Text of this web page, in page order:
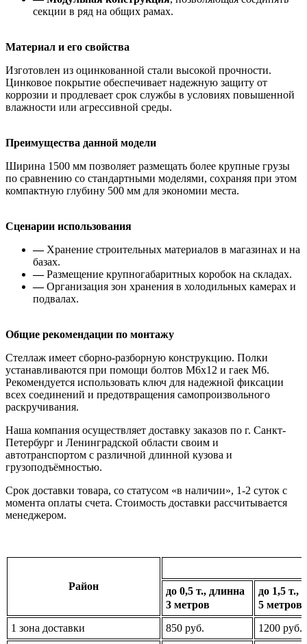
секции в ряд на общих рамах.
Материал и его свойства
Изготовлен из оцинкованной стали высокой прочности.
Цинковое покрытие обеспечивает надежную защиту от
коррозии и продлевает срок службы в условиях повышенной
влажности или агрессивной среды.
Преимущества данной модели
Ширина 1500 мм позволяет размещать более крупные грузы
по сравнению со стандартными моделями, сохраняя при этом
компактную глубину 500 мм для экономии места.
Сценарии использования
— Хранение строительных материалов в магазинах и на
базах.
—Размещение крупногабаритных коробок на складах.
—Организация зон хранения в холодильных камерах и
подвалах.
Общие рекомендации по монтажу
Стеллаж имеет сборно-разборную конструкцию. Полки
устанавливаются при помощи болтов М6х12 и гаек М6.
Рекомендуется использовать ключ для надежной фиксации
всех соединений и предотвращения самопроизвольного
раскручивания.
Наша компания осуществляет доставку заказов по г. Санкт-
Петербург и Ленинградской области своим и
автотранспортом с различной длинной кузова и
грузоподъёмностью.
Срок доставки товара, со статусом «в наличии», 1-2 суток с
момента оплаты счета. Стоимость доставки рассчитывается
менеджером.
Район
до 0,5 т., длинна
3 метров
до 1,5 т.,
5 метров
1 зона доставки
850 руб.
1200 руб.